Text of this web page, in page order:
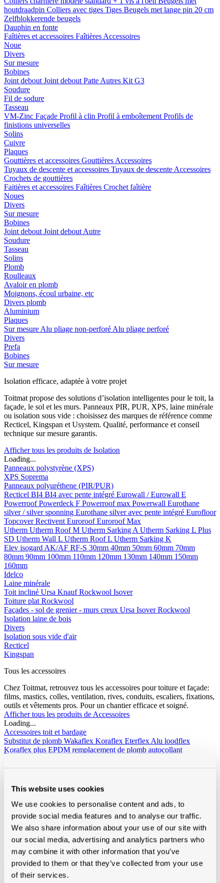
This website uses cookies
We use cookies to personalise content and ads, to
provide social media features and to analyse our traffic.
We also share information about your use of our site with
our social media, advertising and analytics partners who
may combine it with other information that you’ve
provided to them or that they’ve collected from your use
of their services.
houtdraadpin Colliers avec tiges Tiges Beugels met lange pin 20 cm
Zelfblokkerende beugels
Dauphin en fonte
Faîtières et accessoires Faîtières Accessoires
Noue
Divers
Sur mesure
Bobines
Joint debout Joint debout Patte Autres Kit G3
Soudure
Fil de sodure
Tasseau
VM-Zinc Façade Profil à clin Profil à emboîtement Profils de
finistions universelles
Solins
Cuivre
Plaques
Gouttières et accessoires Gouttières Accessoires
Tuyaux de descente et accessoires Tuyaux de descente Accessoires
Crochets de gouttières
Faitières et accessoires Faîtières Crochet faîtière
Noues
Divers
Sur mesure
Bobines
Joint debout Joint debout Autre
Soudure
Tasseau
Solins
Plomb
Roulleaux
Avaloir en plomb
Moignons, écoul urbaine, etc
Divers plomb
Aluminium
Plaques
Sur mesure Alu pliage non-perforé Alu pliage perforé
Divers
Prefa
Bobines
Sur mesure
Isolation efficace, adaptée à votre projet
Toitmat propose des solutions d’isolation intelligentes pour le toit, la
façade, le sol et les murs. Panneaux PIR, PUR, XPS, laine minérale
ou isolation sous vide : choisissez des marques de référence comme
Recticel, Kingspan et Usystem. Qualité, performance et conseil
technique sur mesure garantis.
Afficher tous les produits de Isolation
Loading...
Panneaux polystyrène (XPS)
XPS Soprema
Panneaux polyuréthene (PIR/PUR)
Recticel BI4 BI4 avec pente intégré Eurowall / Eurowall E
PowerroofPowerdeck F Powerroof max Powerwall Eurothane
silver / silver sponning Eurothane silver avec pente intégré Eurofloor
TopcoverRectivent EuroroofEuroroof Max
Utherm Utherm Roof M Utherm Sarking A Utherm Sarking L Plus
SD Utherm Wall L Utherm Roof L Utherm Sarking K
Elev isogard AK/AF RF-S 30mm 40mm 50mm 60mm 70mm
80mm 90mm 100mm 110mm 120mm 130mm 140mm 150mm
160mm
Idelco
Laine minérale
Toit incliné Ursa KnaufRockwool Isover
Toiture plat Rockwool
Façades - sol de grenier - murs creux Ursa IsoverRockwool
Isolation laine de bois
Divers
Isolation sous vide d'air
Recticel
Kingspan
Tous les accessoires
Chez Toitmat, retrouvez tous les accessoires pour toiture et façade:
films, mastics, colles, ventilation, rives, conduits, escaliers, fixations,
outils et vêtements pros. Pour un chantier efficace et soigné.
Afficher tous les produits de Accessoires
Loading...
Accessoires toit et bardage
Substitut de plomb Wakaflex Koraflex Eterflex Alu loodflex
Koraflex plus EPDM remplacement de plomb autocollant
Sous-faîtièreRouleauxDivers
Peintures de toit, sprays et protection
Roofcoat Spraypaint
Liquides et colle pout toiture platImperbel liquides et colle
liquides et colle Soudal colle toiture
Soprema liquides et colle
ChanfreinsImperbelRotswolFoamglass
Gas
Silicone, kit, tapesSilicone, kit, colleBandes-tapesSolid John
Hybrid Polymeer
Imperméabilisation fillcoatpolycoloritvaria
Gouttières plastique, RWAGouttières RWAPE tuyaux et
accessoires